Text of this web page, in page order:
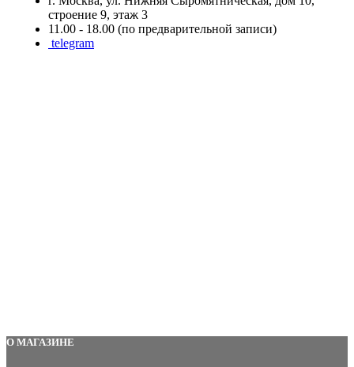
строение 9, этаж 3
11.00 - 18.00 (по предварительной записи)
telegram
О МАГАЗИНЕ